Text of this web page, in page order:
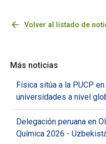
arrow_back Volver al listado de
Más noticias
Física sitúa a la PUCP
universidades a nivel
Delegación peruana en
Química 2026 -